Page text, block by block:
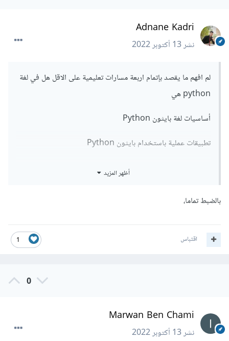
Adnane Kadri
نشر13 أكتوبر 2022
لم افهم ما يقصد بإتمام اربعة مسارات تعليمية على الاقل هل في لغة
python هي
أساسيات لغة بايثون Python
تطبيقات عملية باستخدام بايثون Python
أظهر المزيد
بالضبط تماما،
1 اقتباس
0
Marwan Ben Chami
نشر13 أكتوبر 2022